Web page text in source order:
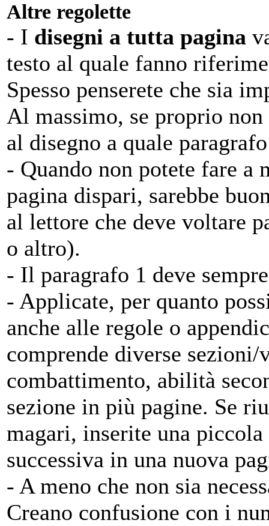
Altre regolette
- I disegni a tutta pagina
testo al quale fanno
Spesso penserete che sia
Al massimo, se proprio
al disegno a quale
- Quando non potete fare a
pagina dispari, sarebbe
al lettore che deve voltare
o altro).
- Il paragrafo 1 deve
- Applicate, per quanto
anche alle regole o
comprende diverse
combattimento, abilità
sezione in più pagine. Se
magari, inserite una
successiva in una nuova
- A meno che non sia
Creano confusione con i